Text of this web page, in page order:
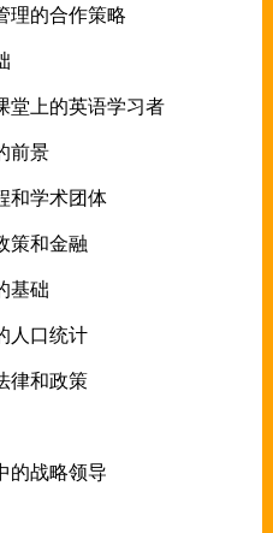
的合作策略
上的英语学习者
前景
学术团体
和金融
基础
口统计
和政策
战略领导